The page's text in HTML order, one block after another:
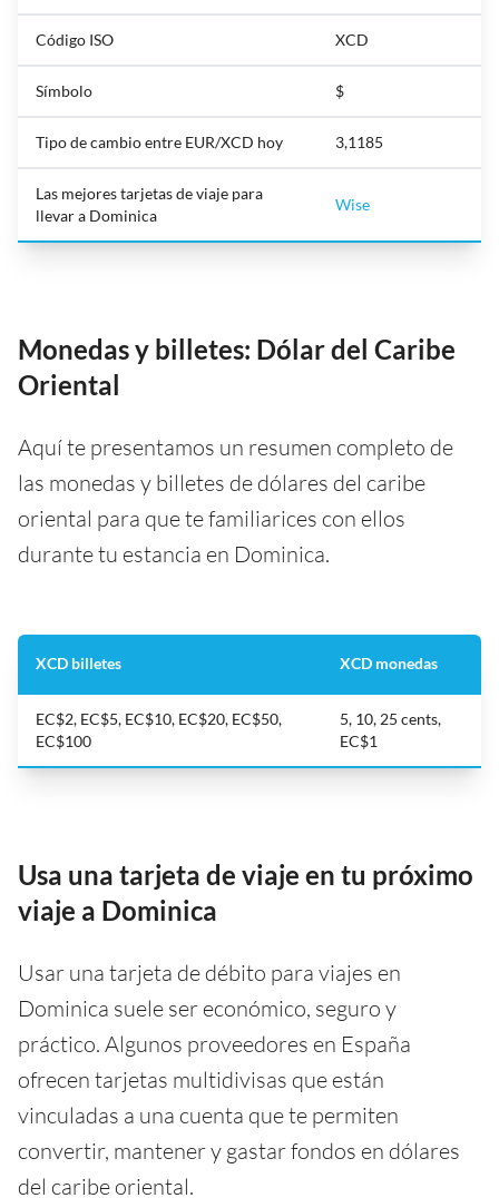
Código ISO XCD
Símbolo $
Tipo de cambio entre EUR/XCD hoy 3,1185
Las mejores tarjetas de viaje para
llevar a Dominica
Wise
Monedas y billetes: Dólar del Caribe
Oriental
Aquí te presentamos un resumen completo de
las monedas y billetes de dólares del caribe
oriental para que te familiarices con ellos
durante tu estancia en Dominica.
XCD billetes XCD monedas
EC$2, EC$5, EC$10, EC$20, EC$50,
EC$100
5, 10, 25 cents,
EC$1
Usa una tarjeta de viaje en tu próximo
viaje a Dominica
Usar una tarjeta de débito para viajes en
Dominica suele ser económico, seguro y
práctico. Algunos proveedores en España
ofrecen tarjetas multidivisas que están
vinculadas a una cuenta que te permiten
convertir, mantener y gastar fondos en dólares
del caribe oriental.